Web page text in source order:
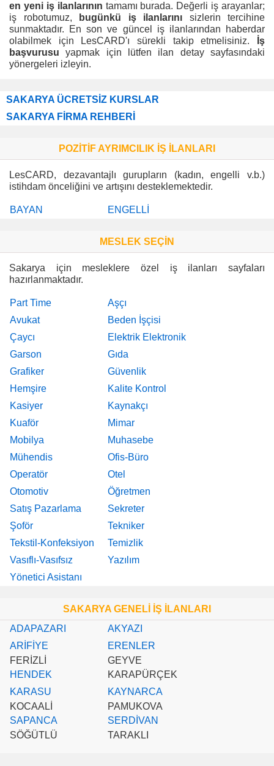
en yeni iş ilanlarının tamamı burada. Değerli iş arayanlar;
iş robotumuz,
bugünkü iş ilanlarını sizlerin tercihine
sunmaktadır. En son ve güncel iş ilanlarından haberdar
olabilmek için LesCARD'ı sürekli takip etmelisiniz.
İş
başvurusu yapmak için lütfen ilan detay sayfasındaki
yönergeleri izleyin.
SAKARYA ÜCRETSİZ KURSLAR
SAKARYA FİRMA REHBERİ
POZİTİF AYRIMCILIK İŞ İLANLARI
LesCARD, dezavantajlı gurupların (kadın, engelli v.b.)
istihdam önceliğini ve artışını desteklemektedir.
BAYAN ENGELLİ
MESLEK SEÇİN
Sakarya için mesleklere özel iş ilanları sayfaları
hazırlanmaktadır.
Part Time
Aşçı
Avukat
Beden İşçisi
Çaycı
Elektrik Elektronik
Garson
Gıda
Grafiker
Güvenlik
Hemşire
Kalite Kontrol
Kasiyer
Kaynakçı
Kuaför
Mimar
Mobilya
Muhasebe
Mühendis
Ofis-Büro
Operatör
Otel
Otomotiv
Öğretmen
Satış Pazarlama
Sekreter
Şoför
Tekniker
Tekstil-Konfeksiyon
Temizlik
Vasıflı-Vasıfsız
Yazılım
Yönetici Asistanı
SAKARYA GENELİ İŞ İLANLARI
ADAPAZARI
AKYAZI
ARİFİYE
ERENLER
FERİZLİ
GEYVE
HENDEK
KARAPÜRÇEK
KARASU
KAYNARCA
KOCAALİ
PAMUKOVA
SAPANCA
SERDİVAN
SÖĞÜTLÜ
TARAKLI